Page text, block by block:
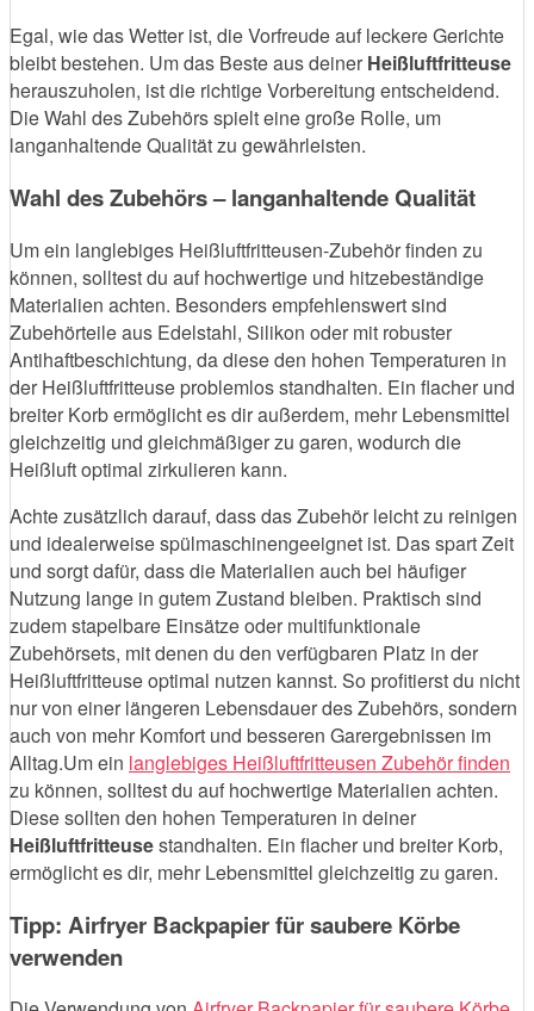
Egal, wie das Wetter ist, die Vorfreude auf leckere Gerichte
bleibt bestehen. Um das Beste aus deiner Heißluftfritteuse
herauszuholen, ist die richtige Vorbereitung entscheidend.
Die Wahl des Zubehörs spielt eine große Rolle, um
langanhaltende Qualität zu gewährleisten.
Wahl des Zubehörs – langanhaltende Qualität
Um ein langlebiges Heißluftfritteusen-Zubehör finden zu
können, solltest du auf hochwertige und hitzebeständige
Materialien achten. Besonders empfehlenswert sind
Zubehörteile aus Edelstahl, Silikon oder mit robuster
Antihaftbeschichtung, da diese den hohen Temperaturen in
der Heißluftfritteuse problemlos standhalten. Ein flacher und
breiter Korb ermöglicht es dir außerdem, mehr Lebensmittel
gleichzeitig und gleichmäßiger zu garen, wodurch die
Heißluft optimal zirkulieren kann.
Achte zusätzlich darauf, dass das Zubehör leicht zu reinigen
und idealerweise spülmaschinengeeignet ist. Das spart Zeit
und sorgt dafür, dass die Materialien auch bei häufiger
Nutzung lange in gutem Zustand bleiben. Praktisch sind
zudem stapelbare Einsätze oder multifunktionale
Zubehörsets, mit denen du den verfügbaren Platz in der
Heißluftfritteuse optimal nutzen kannst. So profitierst du nicht
nur von einer längeren Lebensdauer des Zubehörs, sondern
auch von mehr Komfort und besseren Garergebnissen im
Alltag.Um ein langlebiges Heißluftfritteusen Zubehör finden
zu können, solltest du auf hochwertige Materialien achten.
Diese sollten den hohen Temperaturen in deiner
Heißluftfritteusestandhalten. Ein flacher und breiter Korb,
ermöglicht es dir, mehr Lebensmittel gleichzeitig zu garen.
Tipp: Airfryer Backpapier für saubere Körbe
verwenden